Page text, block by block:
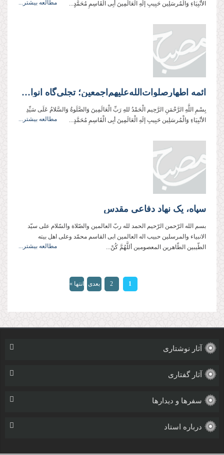
الأنْبِیَاءِ وَالْمُرسَلِین حَبِیبِ إلَهِ الْعَالَمِینَ أبِی الْقَاسِمِ مُحَمَّدٍ...
مطالعه بیشتر...
ائمه اطهار‌صلوات‌‌الله‌‌عليهم‌‌اجمعين؛ تجلی‌گاه انوار الهی
بِسْمِ اللَّهِ الرَّحْمَنِ الرَّحِیم الْحَمْدُ للهِ رَبِّ الْعَالَمِینَ وَالصَّلَوةُ وَالسَّلامُ عَلَی سَیِّدِ
الأنْبِیَاءِ وَالْمُرسَلِین حَبِیبِ إلَهِ الْعَالَمِینَ أبِی الْقَاسِمِ مُحَمَّدٍ...
مطالعه بیشتر...
سپاه، یک نهاد دفاعی مقدس
بسم الله الرّحمن الرّحیم الحمد لله ربّ العالمین والصّلاة والسّلام علی سیّد
الانبیاء والمرسلین حبیب اله العالمین ابی القاسم محمّد وعلی اهل بیته
الطّیبین الطّاهرین المعصومین أللَّهُمَّ کُنْ...
مطالعه بیشتر...
1
2 بعدی انتها »
آثار نوشتاری
آثار گفتاری
سفرها و دیدارها
درباره استاد